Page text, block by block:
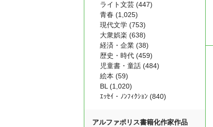
ライト文芸 (447)
青春 (1,025)
現代文学 (753)
大衆娯楽 (638)
経済・企業 (38)
歴史・時代 (459)
児童書・童話 (484)
絵本 (59)
BL (1,020)
ｴｯｾｲ・ﾉﾝﾌｨｸｼｮﾝ (840)
アルファポリス書籍化作家作品